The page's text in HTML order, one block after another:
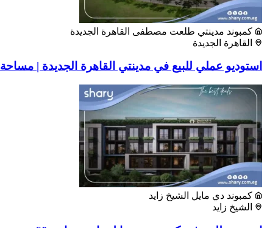
كمبوند مدينتي طلعت مصطفى القاهرة الجديدة
القاهرة الجديدة
استوديو عملي للبيع في مدينتي القاهرة الجديدة | مساحة 58 متر
كمبوند دي مايل الشيخ زايد
الشيخ زايد